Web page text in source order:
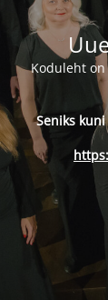
Koduleht on
Seniks